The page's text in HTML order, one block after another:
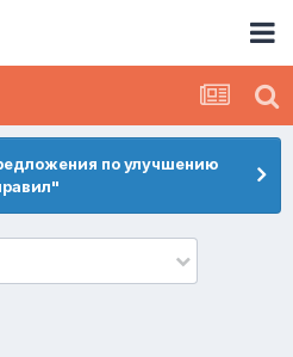
по улучшению